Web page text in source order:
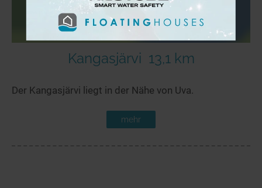
Kangasjärvi 13,1 km
Der Kangasjärvi liegt in der Nähe von Uva.
mehr